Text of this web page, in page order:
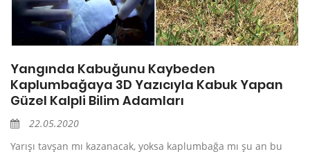
Yangında Kabuğunu Kaybeden
Kaplumbağaya 3D Yazıcıyla Kabuk Yapan
Güzel Kalpli Bilim Adamları
22.05.2020
Yarışı tavşan mı kazanacak, yoksa kaplumbağa mı şu an bu